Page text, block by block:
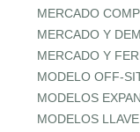
MERCADO
MERCADO Y
MERCADO Y
MODELO OFF-
MODELOS
MODELOS